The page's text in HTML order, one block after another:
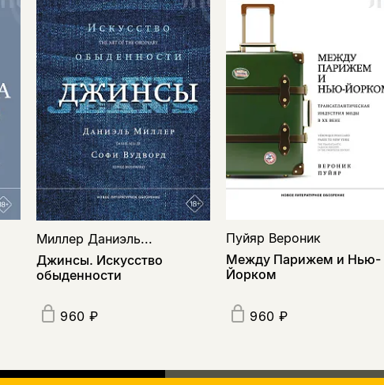
Миллер Даниэль...
Джинсы. Искусство
обыденности
960 ₽
Пуйяр Вероник
Между Парижем и Нью-
Йорком
960 ₽